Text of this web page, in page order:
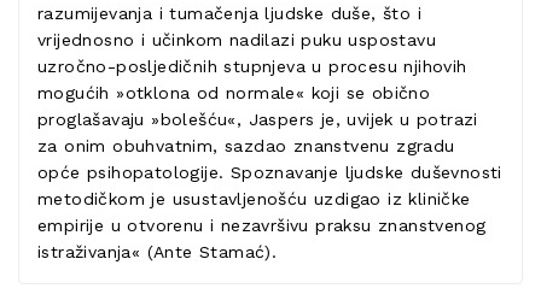
razumijevanja i tumačenja ljudske duše, što i
vrijednosno i učinkom nadilazi puku uspostavu
uzročno-posljedičnih stupnjeva u procesu njihovih
mogućih »otklona od normale« koji se obično
proglašavaju »bolešću«, Jaspers je, uvijek u potrazi
za onim obuhvatnim, sazdao znanstvenu zgradu
opće psihopatologije. Spoznavanje ljudske duševnosti
metodičkom je usustavljenošću uzdigao iz kliničke
empirije u otvorenu i nezavršivu praksu znanstvenog
istraživanja« (Ante Stamać).